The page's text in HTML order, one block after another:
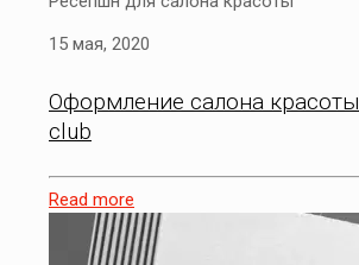
15 мая, 2020
Оформление салона
club
Read more